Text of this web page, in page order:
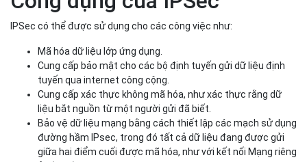
IPSec cung cấp tính xác thực và tính toàn vẹn
Công dụng của IPSec